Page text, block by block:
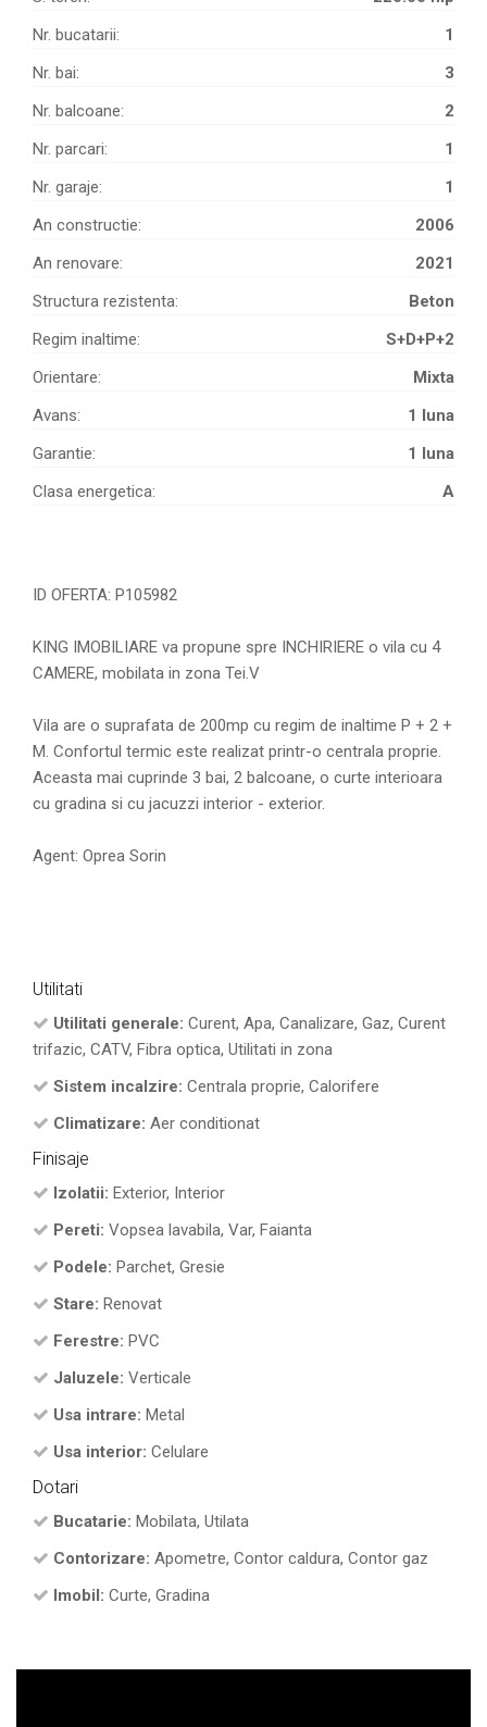
Nr. bucatarii:
1
Nr. bai:
3
Nr. balcoane:
2
Nr. parcari:
1
Nr. garaje:
1
An constructie:
2006
An renovare:
2021
Structura rezistenta:
Beton
Regim inaltime:
S+D+P+2
Orientare:
Mixta
Avans:
1 luna
Garantie:
1 luna
Clasa energetica:
A
ID OFERTA: P105982
KING IMOBILIARE va propune spre INCHIRIERE o vila cu 4
CAMERE, mobilata in zona Tei.V
Vila are o suprafata de 200mp cu regim de inaltime P + 2 +
M. Confortul termic este realizat printr-o centrala proprie.
Aceasta mai cuprinde 3 bai, 2 balcoane, o curte interioara
cu gradina si cu jacuzzi interior - exterior.
Agent: Oprea Sorin
Utilitati
Utilitati generale: Curent, Apa, Canalizare, Gaz, Curent
trifazic, CATV, Fibra optica, Utilitati in zona
Sistem incalzire: Centrala proprie, Calorifere
Climatizare: Aer conditionat
Finisaje
Izolatii: Exterior, Interior
Pereti: Vopsea lavabila, Var, Faianta
Podele: Parchet, Gresie
Stare: Renovat
Ferestre: PVC
Jaluzele: Verticale
Usa intrare: Metal
Usa interior: Celulare
Dotari
Bucatarie: Mobilata, Utilata
Contorizare: Apometre, Contor caldura, Contor gaz
Imobil: Curte, Gradina